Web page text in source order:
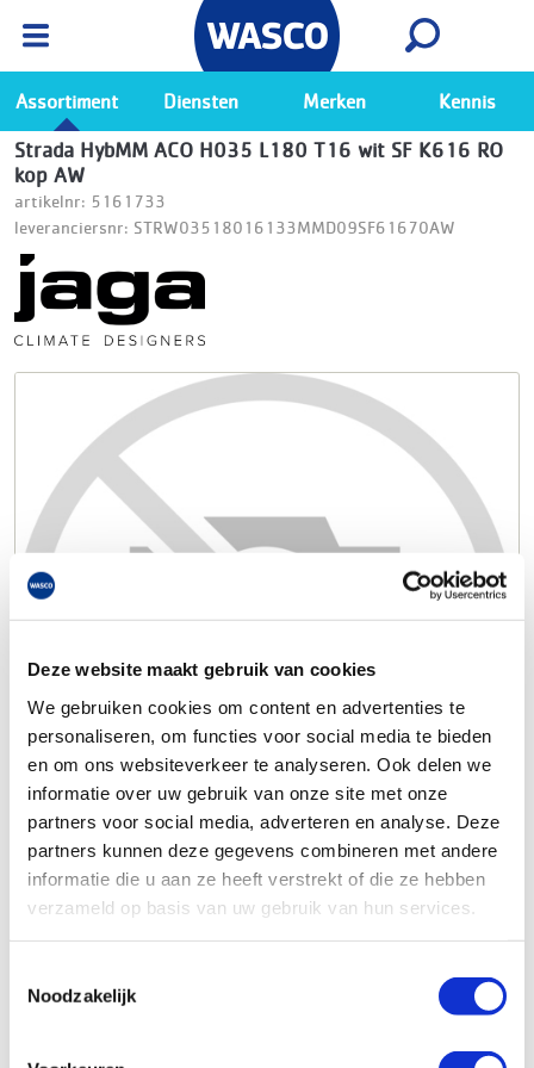
Deze website maakt gebruik van cookies
We gebruiken cookies om content en advertenties te
personaliseren, om functies voor social media te bieden
en om ons websiteverkeer te analyseren. Ook delen we
informatie over uw gebruik van onze site met onze
partners voor social media, adverteren en analyse. Deze
partners kunnen deze gegevens combineren met andere
informatie die u aan ze heeft verstrekt of die ze hebben
verzameld op basis van uw gebruik van hun services.
Noodzakelijk
Ga naar de Wasco app
Bekijk
Assortiment Diensten Merken Kennis
Strada HybMM ACO H035 L180 T16 wit SF K616 RO
kop AW
artikelnr: 5161733
leveranciersnr: STRW03518016133MMD09SF61670AW